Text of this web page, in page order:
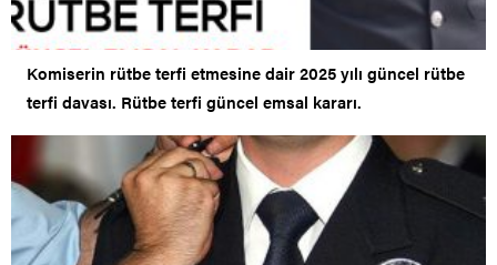
Komiserin rütbe terfi etmesine dair 2025 yılı güncel rütbe
terfi davası. Rütbe terfi güncel emsal kararı.